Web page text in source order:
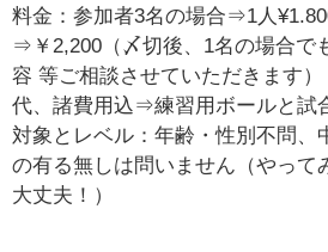
料金：参加者3名の場合⇒1人
⇒￥2,200（〆切後、1名の場合で
容 等ご相談させていただきます
代、諸費用込⇒練習用ボールと試
対象とレベル：年齢・性別不問、
の有る無しは問いません（やって
大丈夫！）